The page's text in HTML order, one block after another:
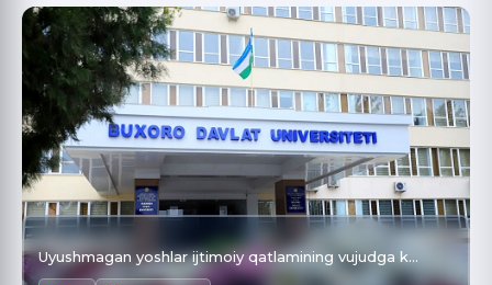
Uyushmagan yoshlar ijtimoiy qatlamining vujudga k…